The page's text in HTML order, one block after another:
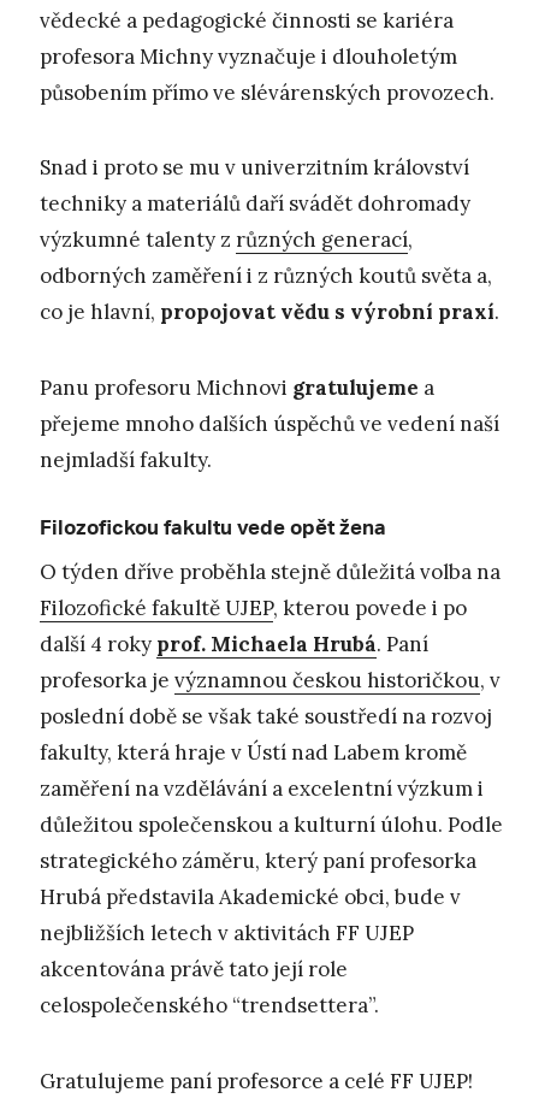
vědecké a pedagogické činnosti se kariéra
profesora Michny vyznačuje i dlouholetým
působením přímo ve slévárenských provozech.
Snad i proto se mu v univerzitním království
techniky a materiálů daří svádět dohromady
výzkumné talenty z různých generací,
odborných zaměření i z různých koutů světa a,
co je hlavní, propojovat vědu s výrobní praxí.
Panu profesoru Michnovi gratulujeme a
přejeme mnoho dalších úspěchů ve vedení naší
nejmladší fakulty.
Filozofickou fakultu vede opět žena
O týden dříve proběhla stejně důležitá volba na
Filozofické fakultě UJEP, kterou povede i po
další 4 roky prof. Michaela Hrubá. Paní
profesorka je významnou českou historičkou, v
poslední době se však také soustředí na rozvoj
fakulty, která hraje v Ústí nad Labem kromě
zaměření na vzdělávání a excelentní výzkum i
důležitou společenskou a kulturní úlohu. Podle
strategického záměru, který paní profesorka
Hrubá představila Akademické obci, bude v
nejbližších letech v aktivitách FF UJEP
akcentována právě tato její role
celospolečenského “trendsettera”.
Gratulujeme paní profesorce a celé FF UJEP!